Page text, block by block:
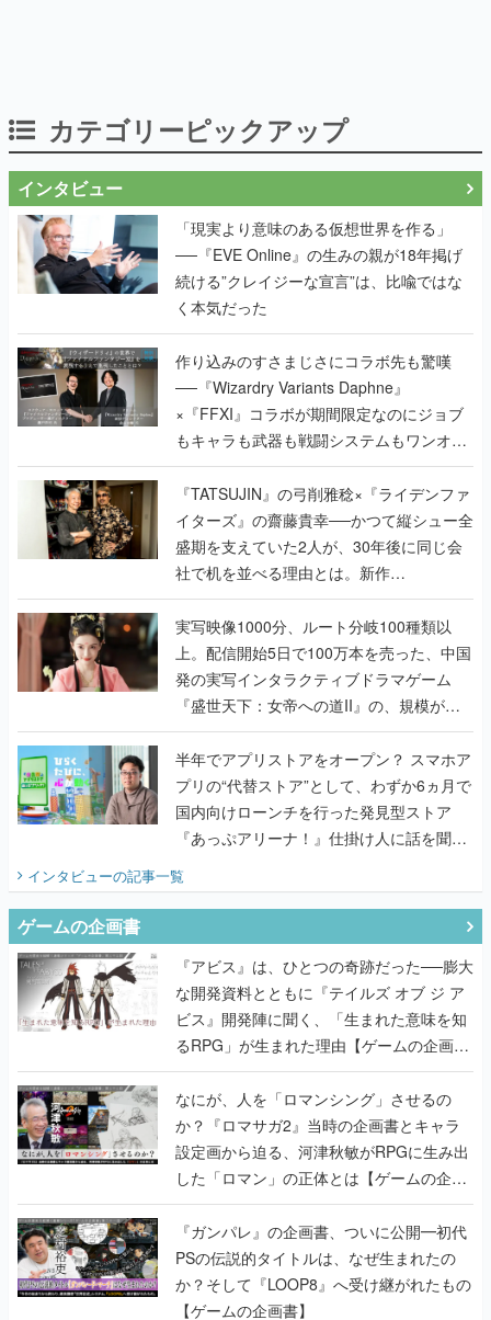
「現実より意味のある仮想世界を作る」
──『EVE Online』の生みの親が18年掲げ
く本気だった
作り込みのすさまじさにコラボ先も驚嘆
──『Wizardry Variants Daphne』
×『FFXI』コラボが期間限定なのにジョブ
もキャラも武器も戦闘システムもワンオフ
で作り込まれた理由を両ディレクターに聞
く
『TATSUJIN』の弓削雅稔×『ライデンファ
イターズ』の齋藤貴幸──かつて縦シュー全
盛期を支えていた2人が、30年後に同じ会
社で机を並べる理由とは。新作
『TATSUJIN EXTREME』で初タッグを組
んだレジェンド2人に訊く開発秘話
実写映像1000分、ルート分岐100種類以
上。配信開始5日で100万本を売った、中国
発の実写インタラクティブドラマゲーム
『盛世天下：女帝への道II』の、規模が違
うこだわりをプロデューサーに聞いた
半年でアプリストアをオープン？ スマホア
プリの“代替ストア”として、わずか6ヵ月で
国内向けローンチを行った発見型ストア
『あっぷアリーナ！』仕掛け人に話を聞い
てみた
インタビューの記事一覧
『アビス』は、ひとつの奇跡だった──膨大
な開発資料とともに『テイルズ オブ ジ ア
るRPG」が生まれた理由【ゲームの企画
書】
なにが、人を「ロマンシング」させるの
か？『ロマサガ2』当時の企画書とキャラ
設定画から迫る、河津秋敏がRPGに生み出
した「ロマン」の正体とは【ゲームの企画
書】
『ガンパレ』の企画書、ついに公開━初代
PSの伝説的タイトルは、なぜ生まれたの
か？そして『LOOP8』へ受け継がれたもの
【ゲームの企画書】
世界が認めるゲームデザイナー・上田文人
とはいったい何が凄いのか？ ヨコオタロ